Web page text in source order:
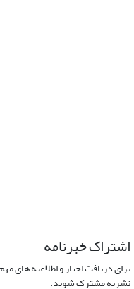
اشتراک خبرنامه
برای دریافت اخبار و اطلاعیه های
نشریه مشترک شوید.